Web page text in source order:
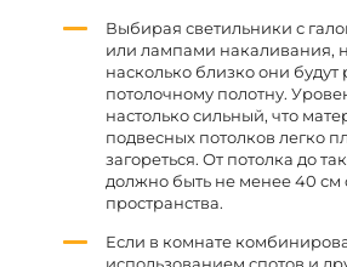
Выбирая светильники с
или лампами накаливания,
насколько близко они будут
потолочному полотну.
настолько сильный, что
подвесных потолков легко
загореться. От потолка до
должно быть не менее 40 см
пространства.
Если в комнате
использованием спотов и